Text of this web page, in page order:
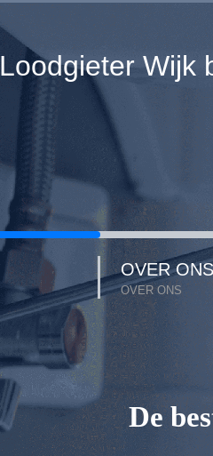
Loodgieter Wijk
OVER
OVER ONS
De